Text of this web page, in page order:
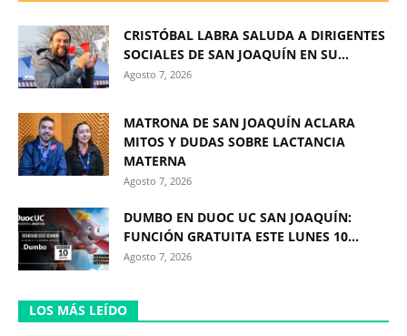
CRISTÓBAL LABRA SALUDA A DIRIGENTES
SOCIALES DE SAN JOAQUÍN EN SU...
Agosto 7, 2026
MATRONA DE SAN JOAQUÍN ACLARA
MITOS Y DUDAS SOBRE LACTANCIA
MATERNA
Agosto 7, 2026
DUMBO EN DUOC UC SAN JOAQUÍN:
FUNCIÓN GRATUITA ESTE LUNES 10...
Agosto 7, 2026
LOS MÁS LEÍDO